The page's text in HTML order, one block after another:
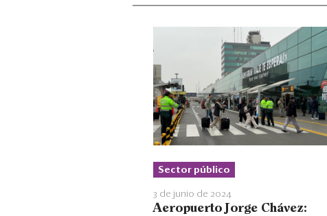
Sector público
3 de junio de 2024
Aeropuerto Jorge Chávez: